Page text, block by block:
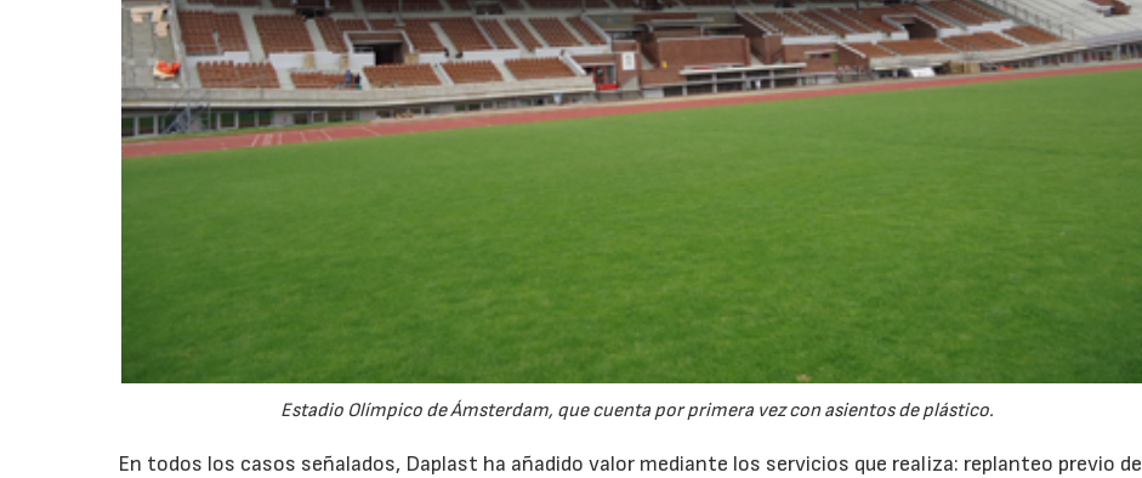
Estadio Olímpico de Ámsterdam, que cuenta por primera vez con asientos de plástico.
En todos los casos señalados, Daplast ha añadido valor mediante los servicios que realiza: replanteo previo de